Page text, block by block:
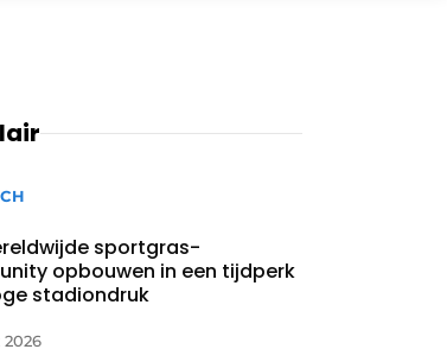
sportgras-
opbouwen in een tijdperk
stadiondruk